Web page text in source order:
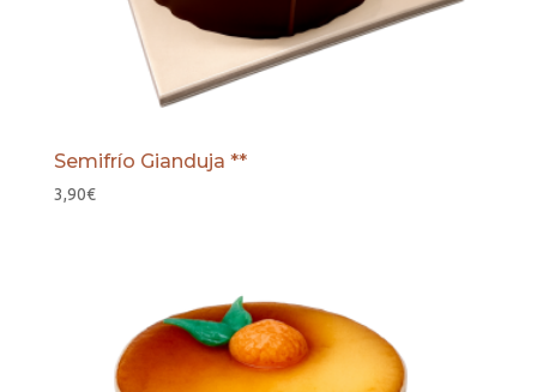
Semifrío Gianduja **
3,90€